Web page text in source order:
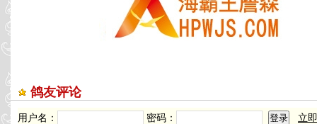
鸽友评论
用户名： 密码： 立